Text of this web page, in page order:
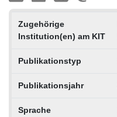
Zugehörige
Institution(en) am KIT
Publikationstyp
Publikationsjahr
Sprache